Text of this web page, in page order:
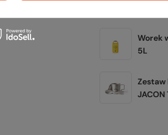
Worek
5L
Zestaw
JACON